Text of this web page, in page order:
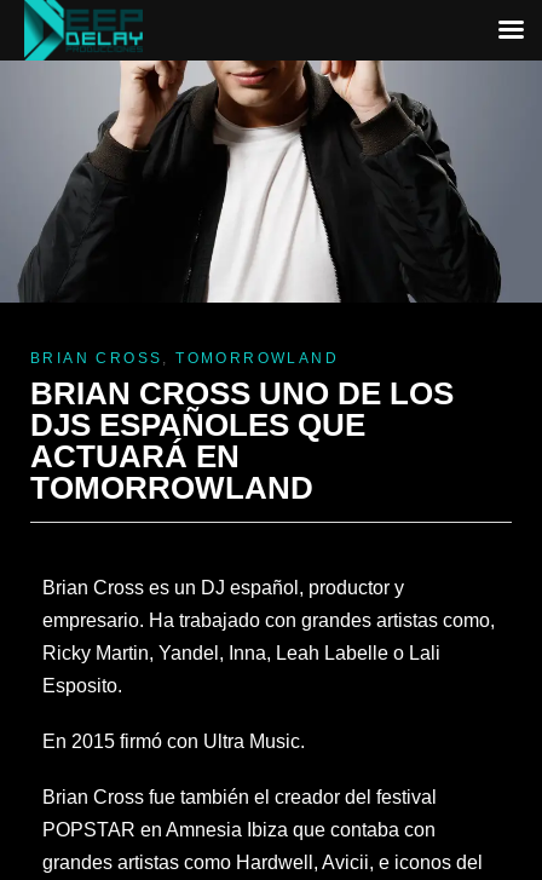
BRIAN CROSS ,TOMORROWLAND
BRIAN CROSS UNO DE LOS
DJS ESPAÑOLES QUE
ACTUARÁ EN
TOMORROWLAND
Brian Cross es un DJ español, productor y
empresario. Ha trabajado con grandes artistas como,
Ricky Martin, Yandel, Inna, Leah Labelle o Lali
Esposito.
En 2015 firmó con Ultra Music.
Brian Cross fue también el creador del festival
POPSTAR en Amnesia Ibiza que contaba con
grandes artistas como Hardwell, Avicii, e iconos del